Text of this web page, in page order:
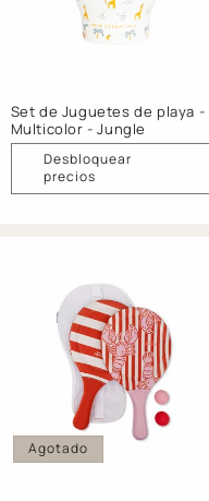
Set de Juguetes de playa -
Multicolor - Jungle
Desbloquear
precios
Agotado